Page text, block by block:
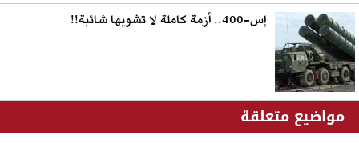
إس-400.. أزمة كاملة لا تشوبها شائبة!!
مواضيع متعلقة